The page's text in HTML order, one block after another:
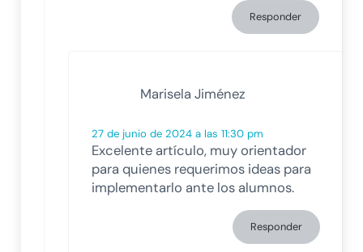
Responder
Marisela Jiménez
27 de junio de 2024 a las 11:30 pm
Excelente artículo, muy orientador
para quienes requerimos ideas para
implementarlo ante los alumnos.
Responder